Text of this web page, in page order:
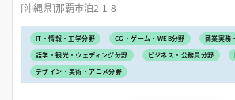
[沖縄県]那覇市泊2-1-8
IT・情報・工学分野 CG・ゲーム・WEB分野
商業実務
語学・観光・ウェディング分野
ビジネス・公務員分野
デザイン・美術・アニメ分野